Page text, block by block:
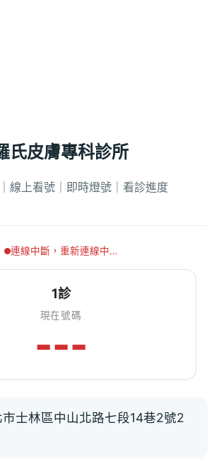
氏皮膚專科診所
線上看號｜即時燈號｜看診進度
連線中斷，重新連線中…
1診
現在號碼
---
市士林區中山北路七段14巷2號2